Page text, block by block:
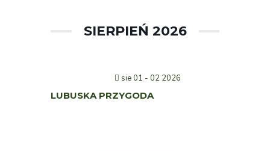
SIERPIEŃ 2026
sie 01 - 02 2026
LUBUSKA PRZYGODA